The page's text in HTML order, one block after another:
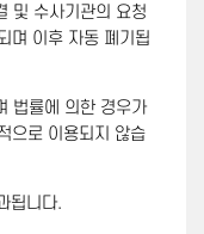
및 수사기관의 요청
며 이후 자동 폐기됩
법률에 의한 경우가
으로 이용되지 않습
됩니다.